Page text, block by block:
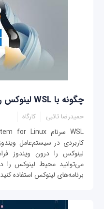
چگونه با WSL لینوکس را در ویندوز نصب کنیم؟
حمیدرضا تائبی کارگاه
کاربردی در سیستم‌عامل
می‌توانید محیط لینوکس را
برنامه‌های لینوکس استفاده